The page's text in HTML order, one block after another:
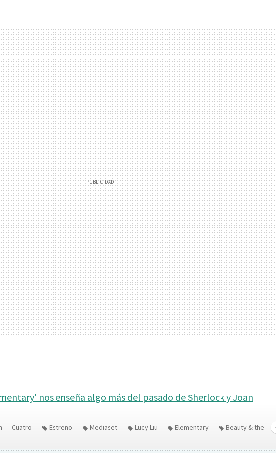
nos enseña algo más del pasado de Sherlock y Joan
Cuatro Estreno Mediaset Lucy Liu Elementary
Beauty & the